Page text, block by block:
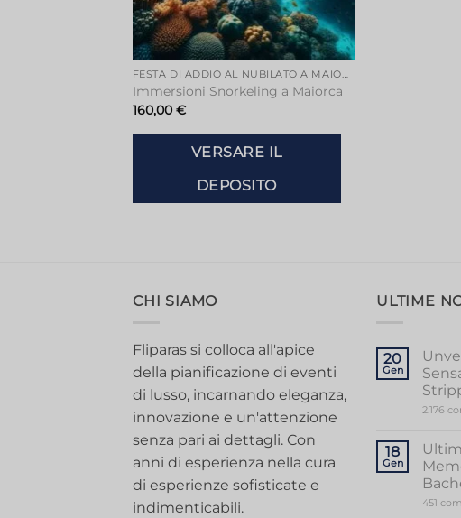
FESTA DI ADDIO AL NUBILATO A MAIORCA
Immersioni Snorkeling a Maiorca
160,00 €
VERSARE IL
DEPOSITO
CHI SIAMO
Fliparas si colloca all'apice
della pianificazione di eventi
di lusso, incarnando eleganza,
innovazione e un'attenzione
senza pari ai dettagli. Con
anni di esperienza nella cura
di esperienze sofisticate e
indimenticabili.
ULTIME
20
Gen
2.176
18
Gen
451